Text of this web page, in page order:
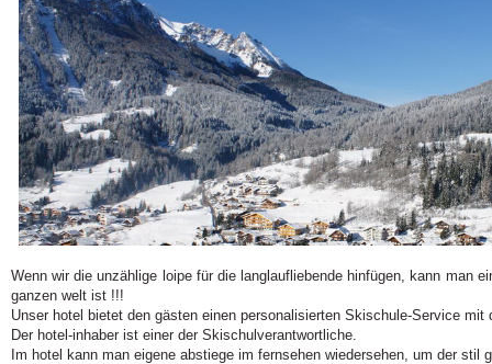
Wenn wir die unzählige loipe für die langlaufliebende hinfügen, kann man
ganzen welt ist !!!
Unser hotel bietet den gästen einen personalisierten Skischule-Service mit
Der hotel-inhaber ist einer der Skischulverantwortliche.
Im hotel kann man eigene abstiege im fernsehen wiedersehen, um der stil